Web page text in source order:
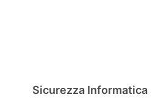
Sicurezza Informatica